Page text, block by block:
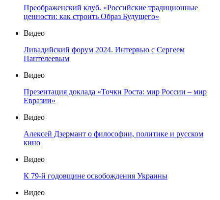
Преображенский клуб. «Российские традиционные
ценности: как строить Образ Будущего»
Видео
Ливадийский форум 2024. Интервью с Сергеем
Пантелеевым
Видео
Презентация доклада «Точки Роста: мир России – мир
Евразии»
Видео
Алексей Дзермант о философии, политике и русском
кино
Видео
К 79-й годовщине освобождения Украины
Видео